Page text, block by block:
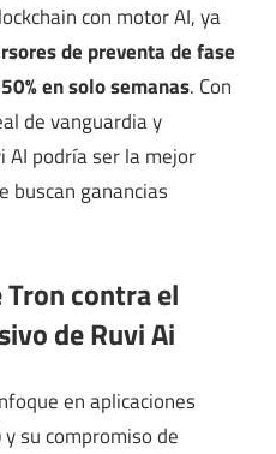
con motor AI, ya
de preventa de fase
en solo semanas. Con
de vanguardia y
AI podría ser la mejor
buscan ganancias
contra el
de Ruvi Ai
en aplicaciones
su compromiso de